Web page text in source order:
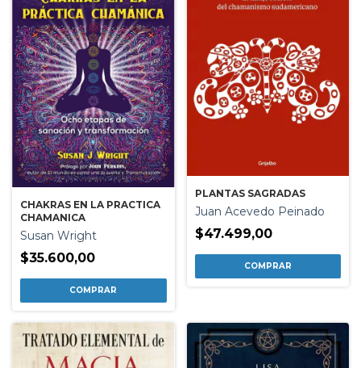
CHAKRAS EN LA PRACTICA
CHAMANICA
Susan Wright
$35.600,00
PLANTAS SAGRADAS
Juan Acevedo Peinado
$47.499,00